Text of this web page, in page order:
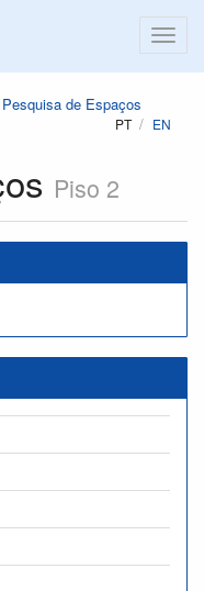
Pesquisa de Espaços
PT EN
Piso 2